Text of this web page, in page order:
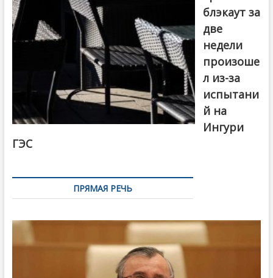
блэкаут за
две
недели
произоше
л из-за
испытани
й на
Ингури
ГЭС
ПРЯМАЯ РЕЧЬ